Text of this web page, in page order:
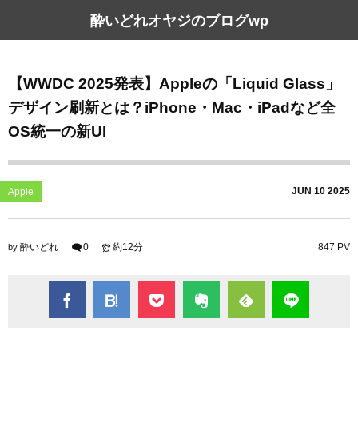
酔いどれオヤジのブログwp
【WWDC 2025発表】Appleの「Liquid Glass」
デザイン刷新とは？iPhone・Mac・iPadなど全
OS統一の新UI
Apple JUN 10 2025
by 酔いどれ 0 847 PV
約12分